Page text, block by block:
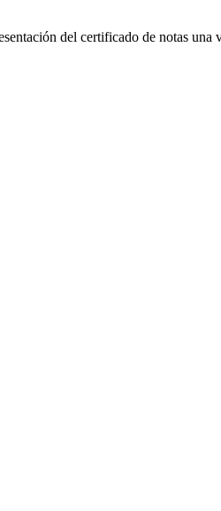
del certificado de notas una